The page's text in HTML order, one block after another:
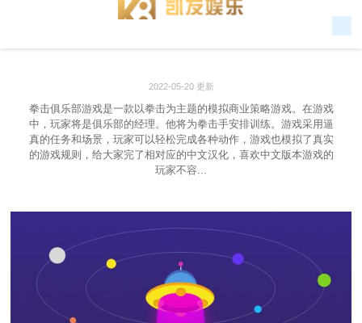
2022-05-20 更新
拳击俱乐部游戏是一款以拳击为主题的模拟商业策略游戏。在游戏
中，玩家将是俱乐部的经理。他将为拳击手安排训练。游戏采用逼
真的任务和场景，玩家可以轻松完成各种动作，游戏也模拟了真实
的游戏规则，给大家完了相对应的中文汉化，喜欢中文版本游戏的
玩家不容...